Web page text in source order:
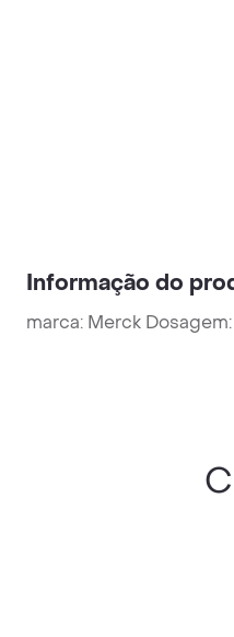
Informação do
marca: Merck